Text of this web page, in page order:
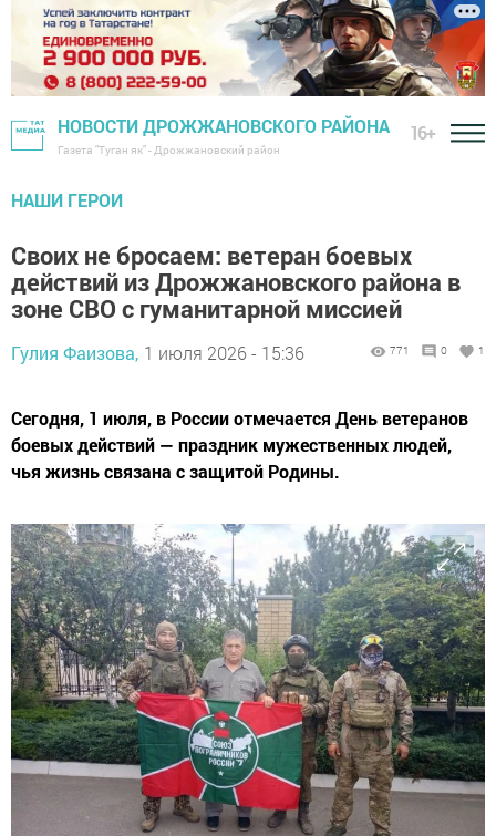
НОВОСТИ ДРОЖЖАНОВСКОГО РАЙОНА
Газета "Туган як" - Дрожжановский район
16+
НАШИ ГЕРОИ
Своих не бросаем: ветеран боевых
действий из Дрожжановского района в
зоне СВО с гуманитарной миссией
Гулия Фаизова, 1 июля 2026 - 15:36 771 0 1
Сегодня, 1 июля, в России отмечается День ветеранов
боевых действий — праздник мужественных людей,
чья жизнь связана с защитой Родины.